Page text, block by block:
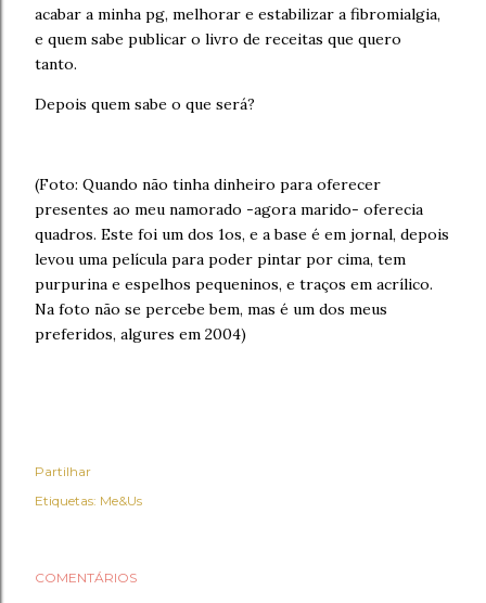
acabar a minha pg, melhorar e estabilizar a fibromialgia,
e quem sabe publicar o livro de receitas que quero
tanto.
Depois quem sabe o que será?
(Foto: Quando não tinha dinheiro para oferecer
presentes ao meu namorado -agora marido- oferecia
quadros. Este foi um dos 1os, e a base é em jornal, depois
levou uma película para poder pintar por cima, tem
purpurina e espelhos pequeninos, e traços em acrílico.
Na foto não se percebe bem, mas é um dos meus
preferidos, algures em 2004)
Partilhar
Etiquetas: Me&Us
COMENTÁRIOS